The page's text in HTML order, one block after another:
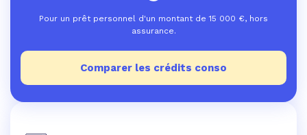
Pour un prêt personnel d'un montant de 15 000 €, hors
assurance.
Comparer les crédits conso